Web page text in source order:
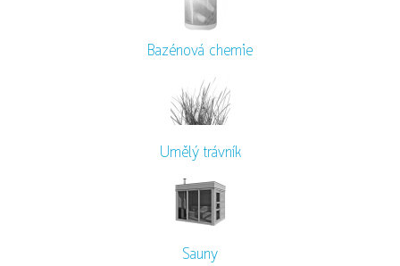
Bazénová chemie
Umělý trávník
Sauny